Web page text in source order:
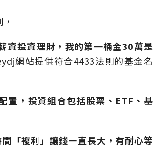
資投資理財，我的第一桶金30萬是
網站提供符合4433法則的基金名
置，投資組合包括股票、ETF、基
「複利」讓錢一直長大，有耐心等